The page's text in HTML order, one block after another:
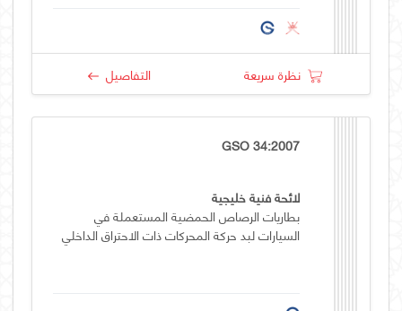
نظرة سريعة التفاصيل
GSO 34:2007
لائحة فنية خليجية
بطاريات الرصاص الحمضية المستعملة في
السيارات لبد حركة المحركات ذات الاحتراق الداخلي